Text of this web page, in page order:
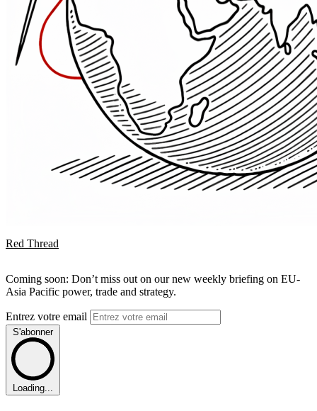
Red Thread
Coming soon: Don’t miss out on our new weekly briefing on EU-
Asia Pacific power, trade and strategy.
Entrez votre email
S'abonner
Loading...